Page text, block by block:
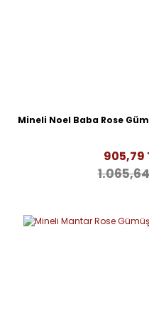
Mineli Noel Baba Rose
905,79